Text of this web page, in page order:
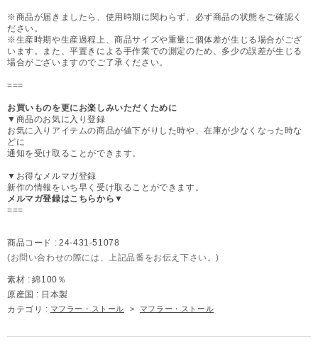
※商品が届きましたら、使用時期に関わらず、必ず商品の状態をご確認く
ださい。
※生産時期や生産過程上、商品サイズや重量に個体差が生じる場合がござ
います。また、平置きによる手作業での測定のため、多少の誤差が生じる
場合がございますのでご了承ください。
===
お買いものを更にお楽しみいただくために
▼商品のお気に入り登録
お気に入りアイテムの商品が値下がりした時や、在庫が少なくなった時な
どに
通知を受け取ることができます。
▼お得なメルマガ登録
新作の情報をいち早く受け取ることができます。
メルマガ登録はこちらから▼
===
商品コード : 24-431-51078
(お問い合わせの際には、上記品番をお伝え下さい。)
素材 : 綿100％
原産国 : 日本製
カテゴリ : マフラー・ストール > マフラー・ストール